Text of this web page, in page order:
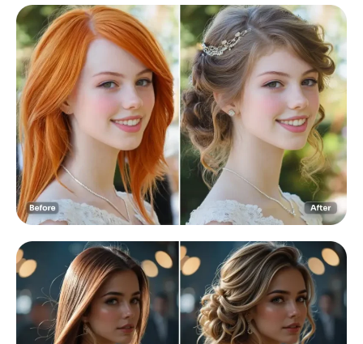
Gerador de tiro na cabeça AI
Criador de fotos para passaporte
Ferramentas de vídeo
Efeitos de vídeo
Aprimorador de vídeo
Removedor de Marca-d'água de Vídeo